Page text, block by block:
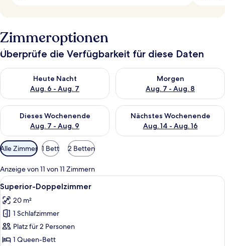
Zimmeroptionen
Überprüfe die Verfügbarkeit für diese Daten
Heute Nacht
Aug. 6 - Aug. 7
Überprüfe die Verfügbarkeit für heute Nacht, Aug. 6 - Aug. 7.
Morgen
Aug. 7 - Aug. 8
Überprüfe die Verfügbarkeit
Dieses Wochenende
Aug. 7 - Aug. 9
Überprüfe die Verfügbarkeit für dieses Wochenende, Aug. 7
Nächstes Wochenende
Aug. 14 - Aug. 16
Überprüfe die Verfügbarkeit
Verfügbare
Filter
für
Zimmer
Alle Zimmer 1 Bett 2 Betten
Anzeige von 11 von 11 Zimmern
Alle
Fotos
für
Superior-
Doppelzimmer
anzeigen
Ein Hotelzimmer mit einem Bett,
6
Superior-Doppelzimmer
20 m²
1 Schlafzimmer
Platz für 2 Personen
1 Queen-Bett